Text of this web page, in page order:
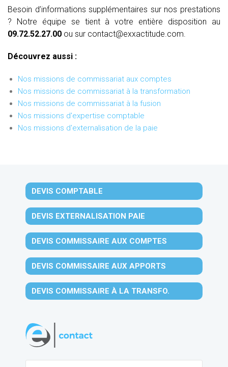
Besoin d’informations supplémentaires sur nos prestations
? Notre équipe se tient à votre entière disposition au
09.72.52.27.00 ou sur contact@exxactitude.com.
Découvrez aussi :
Nos missions de commissariat aux comptes
Nos missions de commissariat à la transformation
Nos missions de commissariat à la fusion
Nos missions d'expertise comptable
Nos missions d'externalisation de la paie
DEVIS COMPTABLE
DEVIS EXTERNALISATION PAIE
DEVIS COMMISSAIRE AUX COMPTES
DEVIS COMMISSAIRE AUX APPORTS
DEVIS COMMISSAIRE À LA TRANSFO.